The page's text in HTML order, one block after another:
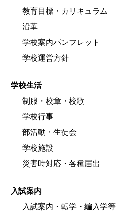
教育目標・カリキュラム
沿革
学校案内パンフレット
学校運営方針
学校生活
制服・校章・校歌
学校行事
部活動・生徒会
学校施設
災害時対応・各種届出
入試案内
入試案内・転学・編入学等